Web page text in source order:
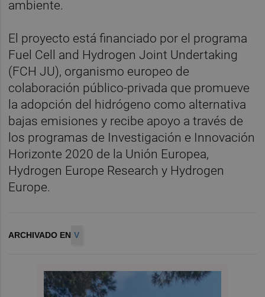
ambiente.
El proyecto está financiado por el programa
Fuel Cell and Hydrogen Joint Undertaking
(FCH JU), organismo europeo de
colaboración público-privada que promueve
la adopción del hidrógeno como alternativa
bajas emisiones y recibe apoyo a través de
los programas de Investigación e Innovación
Horizonte 2020 de la Unión Europea,
Hydrogen Europe Research y Hydrogen
Europe.
ARCHIVADO EN V